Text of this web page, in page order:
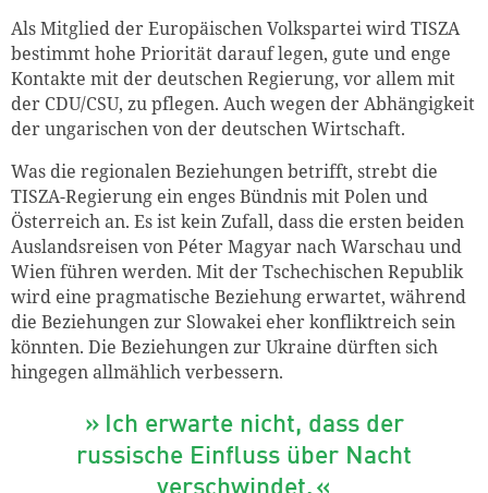
Als Mitglied der Europäischen Volkspartei wird TISZA
bestimmt hohe Priorität darauf legen, gute und enge
Kontakte mit der deutschen Regierung, vor allem mit
der CDU/CSU, zu pflegen. Auch wegen der Abhängigkeit
der ungarischen von der deutschen Wirtschaft.
Was die regionalen Beziehungen betrifft, strebt die
TISZA-Regierung ein enges Bündnis mit Polen und
Österreich an. Es ist kein Zufall, dass die ersten beiden
Auslandsreisen von Péter Magyar nach Warschau und
Wien führen werden. Mit der Tschechischen Republik
wird eine pragmatische Beziehung erwartet, während
die Beziehungen zur Slowakei eher konfliktreich sein
könnten. Die Beziehungen zur Ukraine dürften sich
hingegen allmählich verbessern.
Ich erwarte nicht, dass der
russische Einfluss über Nacht
verschwindet.